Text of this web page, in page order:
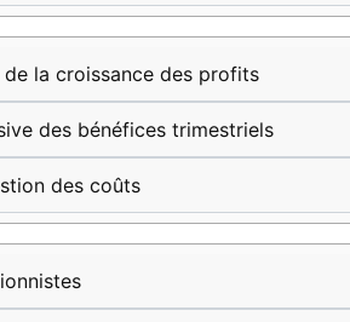
de la croissance des profits
des bénéfices trimestriels
des coûts